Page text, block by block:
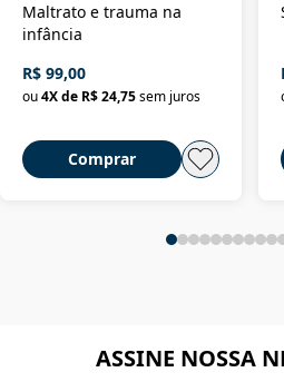
Maltrato e trauma na
infância
R$ 99,00
ou4X de R$ 24,75sem juros
Comprar
ASSINE NOSSA